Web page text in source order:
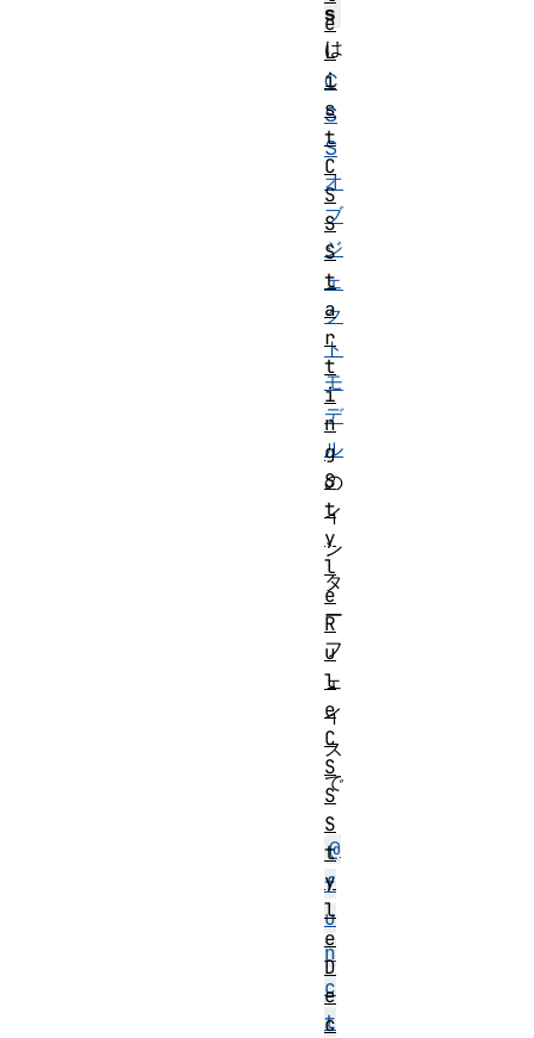
s
は
C
S
S
オ
ブ
ジ
ェ
ク
ト
モ
デ
ル
の
イ
ン
タ
ー
フ
ェ
イ
ス
で
、
@
f
u
n
c
t
e
L
i
s
t
C
S
S
S
t
a
r
t
i
n
g
S
t
y
l
e
R
u
l
e
C
S
S
S
t
y
l
e
D
e
c